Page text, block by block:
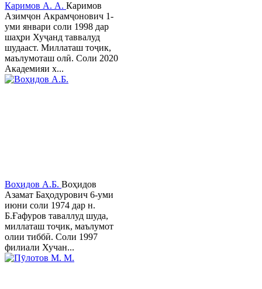
Каримов А. А. Каримов
Азимҷон Акрамҷонович 1-
уми январи соли 1998 дар
шаҳри Хуҷанд таввалуд
шудааст. Миллаташ тоҷик,
маълумоташ олӣ. Соли 2020
Академияи х...
Воҳидов А.Б. Воҳидов
Азамат Баҳодурович 6-уми
июни соли 1974 дар н.
Б.Ғафуров таваллуд шуда,
миллаташ тоҷик, маълумот
олии тиббӣ. Соли 1997
филиали Хучан...